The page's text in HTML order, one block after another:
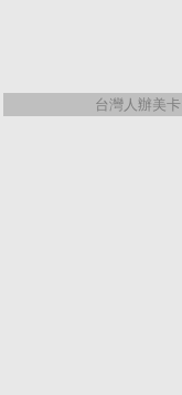
台灣人辦美卡